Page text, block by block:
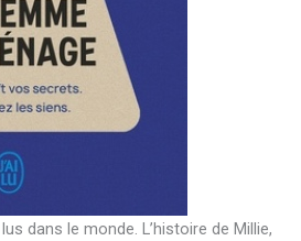
dans le monde. L’histoire de Millie,